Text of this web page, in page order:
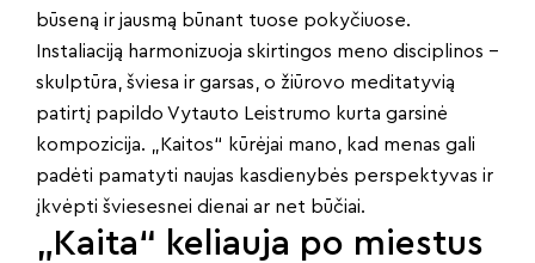
būseną ir jausmą būnant tuose pokyčiuose.
Instaliaciją harmonizuoja skirtingos meno disciplinos –
skulptūra, šviesa ir garsas, o žiūrovo meditatyvią
patirtį papildo Vytauto Leistrumo kurta garsinė
kompozicija. „Kaitos“ kūrėjai mano, kad menas gali
padėti pamatyti naujas kasdienybės perspektyvas ir
įkvėpti šviesesnei dienai ar net būčiai.
„Kaita“ keliauja po miestus